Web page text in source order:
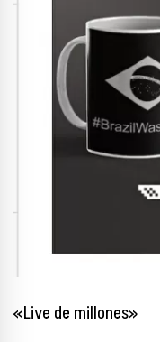
«Live de millones»